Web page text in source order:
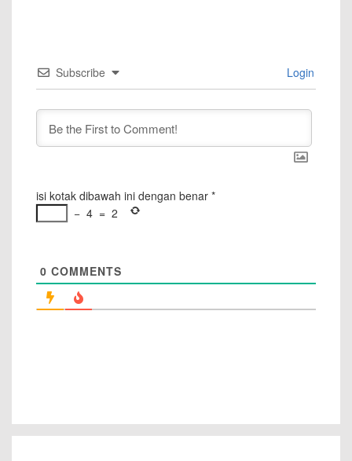
Subscribe Login
isi kotak dibawah ini dengan benar *
− 4 = 2
0 COMMENTS